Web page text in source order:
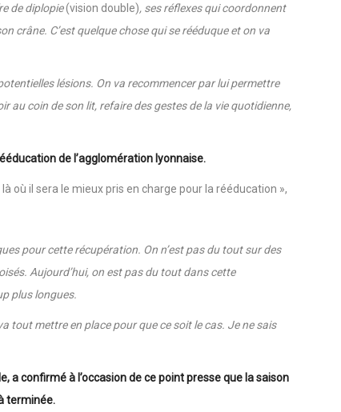
de diplopie(vision double), ses réflexes qui coordonnent
crâne. C’est quelque chose qui se rééduque et on va
lésions. On va recommencer par lui permettre
au coin de son lit, refaire des gestes de la vie quotidienne,
de l’agglomération lyonnaise.
où il sera le mieux pris en charge pour la rééducation »,
pour cette récupération. On n’est pas du tout sur des
Aujourd’hui, on est pas du tout dans cette
plus longues.
tout mettre en place pour que ce soit le cas. Je ne sais
a confirmé à l’occasion de ce point presse que la saison
terminée.